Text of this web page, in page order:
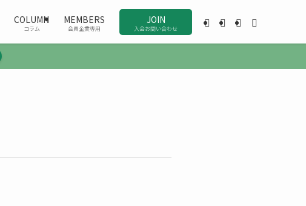
COLUMN
コラム
MEMBERS
会員企業専用
JOIN
入会お問い合わせ